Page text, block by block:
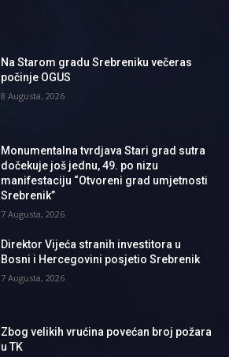
Na Starom gradu Srebreniku večeras
počinje OGUS
8 Augusta, 2026
Monumentalna tvrdjava Stari grad sutra
dočekuje još jednu, 49. po nizu
manifestaciju “Otvoreni grad umjetnosti
Srebrenik”
7 Augusta, 2026
Direktor Vijeća stranih investitora u
Bosni i Hercegovini posjetio Srebrenik
7 Augusta, 2026
Zbog velikih vrućina povećan broj požara
u TK